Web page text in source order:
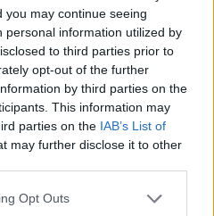
may continue seeing
personal information utilized by
to third parties prior to
opt-out of the further
by third parties on the
This information may
parties on the IAB’s List of
may further disclose it to other
Opt Outs
yhden kerran. Kisa on voimassa